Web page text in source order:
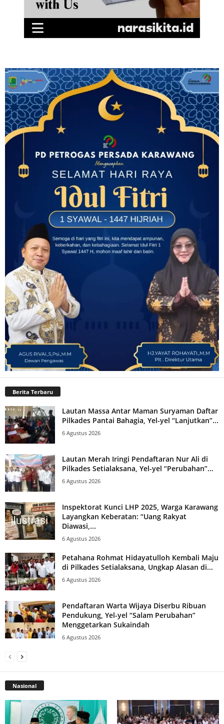
Berita Terbaru
Lautan Massa Antar Maman Suryaman Daftar
Pilkades Pantai Bahagia, Yel-yel “Lanjutkan”...
6 Agustus 2026
Lautan Merah Iringi Pendaftaran Nur Ali di
Pilkades Setialaksana, Yel-yel “Perubahan”...
6 Agustus 2026
Inspektorat Kunci LHP 2025, Warga Karawang
Layangkan Keberatan: “Uang Rakyat
Diawasi,...
6 Agustus 2026
Petahana Rohmat Hidayatulloh Kembali Maju
di Pilkades Setialaksana, Ungkap Alasan di...
6 Agustus 2026
Pendaftaran Warta Wijaya Diserbu Ribuan
Pendukung, Yel-yel “Salam Perubahan”
Menggetarkan Sukaindah
6 Agustus 2026
Nasional